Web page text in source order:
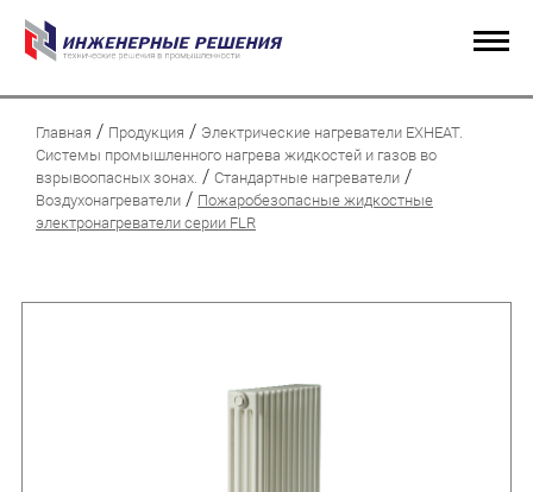
Главная / Продукция / Электрические нагреватели EXHEAT.
Системы промышленного нагрева жидкостей и газов во
взрывоопасных зонах. / Стандартные нагреватели /
Воздухонагреватели / Пожаробезопасные жидкостные
электронагреватели серии FLR